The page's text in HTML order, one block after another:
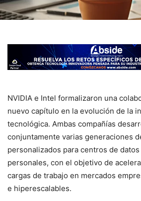
NVIDIA e Intel formalizaron una
nuevo capítulo en la evolución de la
tecnológica. Ambas compañías
conjuntamente varias generaciones
personalizados para centros de
personales, con el objetivo de
cargas de trabajo en mercados
e hiperescalables.